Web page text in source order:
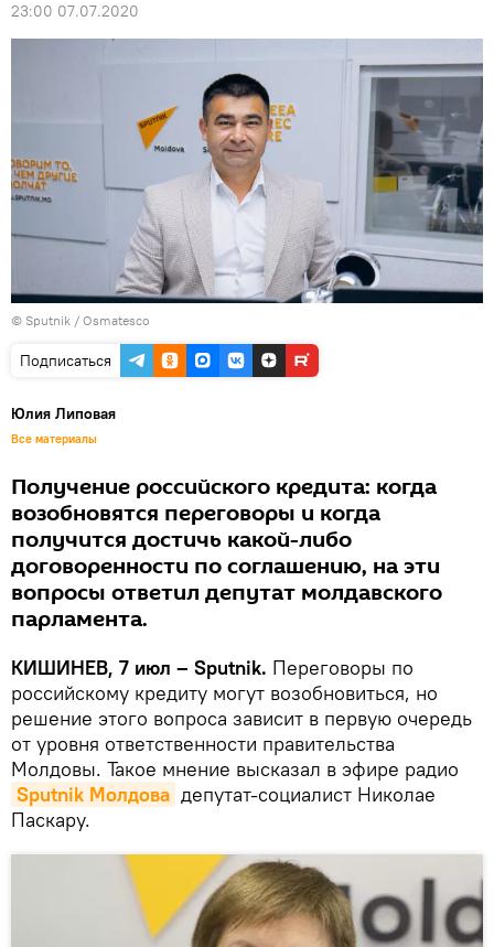
23:00 07.07.2020
© Sputnik / Osmatesco
Подписаться
Юлия Липовая
Все материалы
Получение российского кредита: когда
возобновятся переговоры и когда
получится достичь какой-либо
договоренности по соглашению, на эти
вопросы ответил депутат молдавского
парламента.
КИШИНЕВ, 7 июл – Sputnik. Переговоры по
российскому кредиту могут возобновиться, но
решение этого вопроса зависит в первую очередь
от уровня ответственности правительства
Молдовы. Такое мнение высказал в эфире радио
Sputnik Молдова депутат-социалист Николае
Паскару.